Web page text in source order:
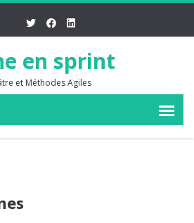
en sprint
et Méthodes Agiles